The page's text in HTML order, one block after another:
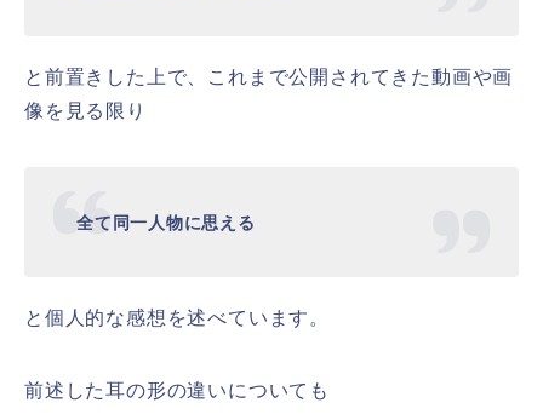
と前置きした上で、これまで公開されてきた動画や画
像を見る限り
全て同一人物に思える
と個人的な感想を述べています。
前述した耳の形の違いについても